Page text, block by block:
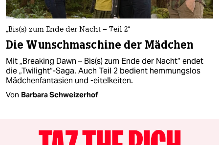
„Bis(s) zum Ende der Nacht – Teil 2“
Die Wunschmaschine der Mädchen
Mit „Breaking Dawn – Bis(s) zum Ende der Nacht“ endet
die „Twilight“-Saga. Auch Teil 2 bedient hemmungslos
Mädchenfantasien und -eitelkeiten.
Von Barbara Schweizerhof